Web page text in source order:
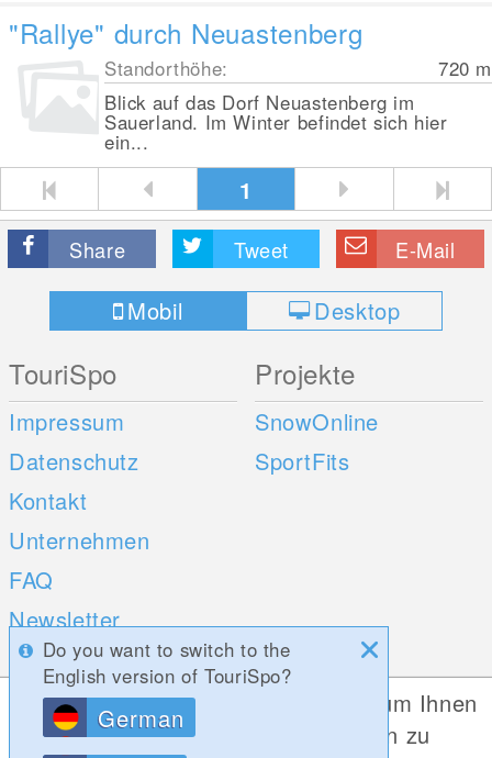
"Rallye" durch Neuastenberg
Standorthöhe: 720 m
Blick auf das Dorf Neuastenberg im
Sauerland. Im Winter befindet sich hier
ein...
1
Share Tweet E-Mail
Mobil Desktop
TouriSpo
Impressum
Datenschutz
Kontakt
Unternehmen
FAQ
Newsletter
Umfragen
Projekte
SnowOnline
SportFits
Mobile Apps Social Web
Do you want to switch to the
English version of TouriSpo?
German
Diese Website verwendet Cookies, um Ihnen
die bestmögliche Funktionalität bieten zu